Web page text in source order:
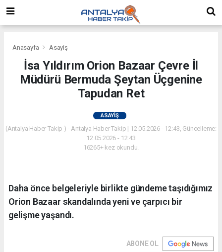
Anasayfa Asayiş
İsa Yıldırım Orion Bazaar Çevre İl
Müdürü Bermuda Şeytan Üçgenine
Tapudan Ret
ASAYIŞ
(Antalya Haber Takip ) - Antalya Haber Takip | 12.05.2026 - 12:43, Güncelleme:
12.05.2026 - 12:43
16265+ kez okundu.
Daha önce belgeleriyle birlikte gündeme taşıdığımız
Orion Bazaar skandalında yeni ve çarpıcı bir
gelişme yaşandı.
ABONE OL